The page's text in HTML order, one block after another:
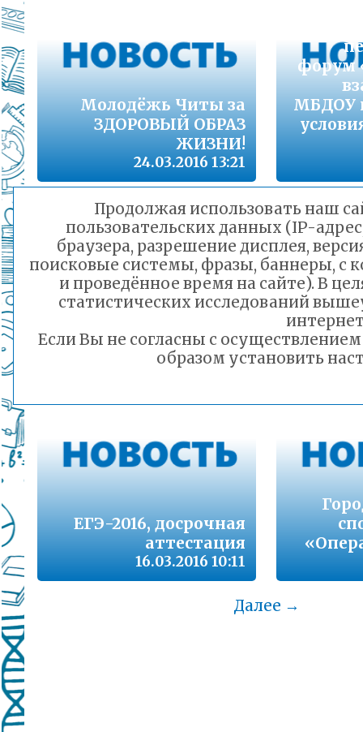
«Горячая линия» для сообщения
находящихся в социально опасной
Телефон горячей линии по вопросам
проведения государственной итоговой
образовательным программам основного
образования и среднего общего
Порядок предоставления льготного
малоимущих семей
Подробнее...
Горячая линия по вопросам школьного
30-21
Молодёжь Читы за
ЗДОРОВЫЙ ОБРАЗ
ЖИЗНИ!
24.03.2016 13:21
форум
МБДОУ
График проведения
мероприятий в
общеобразовательных
учреждениях в
2015-2016 года
21.03.2016 14:33
ЕГЭ-2016, досрочная
аттестация
16.03.2016 10:11
Далее →
Продолжая использовать наш
пользовательских данных (IP-
браузера, разрешение дисплея,
поисковые системы, фразы, баннеры, с
и проведённое время на сайте). В
статистических исследований
Если Вы не согласны с
образом установить